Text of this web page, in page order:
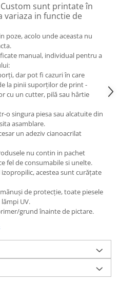
sunt printate în
variaza in functie de
poze, acolo unde aceasta nu
manual, individual pentru a
dar pot fi cazuri în care
la pinii suporților de print -
cu un cutter, pilă sau hârtie
o singura piesa sau alcatuite din
asamblare.
un adeziv cianoacrilat
nu contin in pachet
fel de consumabile si unelte.
acestea sunt curățate
de protecție, toate piesele
UV.
grund înainte de pictare.